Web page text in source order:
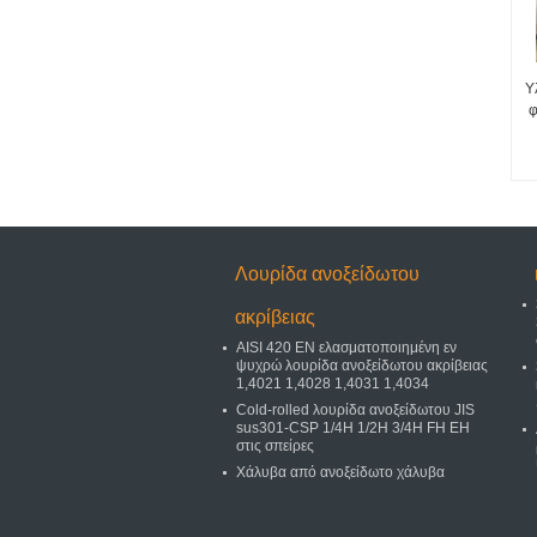
Λουρίδα ανοξείδωτου
ακρίβειας
AISI 420 EN ελασματοποιημένη εν
ψυχρώ λουρίδα ανοξείδωτου ακρίβειας
1,4021 1,4028 1,4031 1,4034
Cold-rolled λουρίδα ανοξείδωτου JIS
sus301-CSP 1/4H 1/2H 3/4H FH EH
στις σπείρες
Χάλυβα από ανοξείδωτο χάλυβα